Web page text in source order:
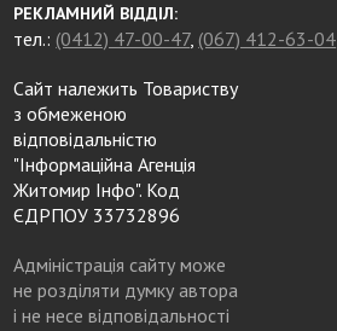
РЕКЛАМНИЙ ВІДДІЛ:
тел.: (0412) 47-00-47, (067) 412-63-04
Сайт належить Товариству
з обмеженою
відповідальністю
"Інформаційна Агенція
Житомир Інфо". Код
ЄДРПОУ 33732896
Адміністрація сайту може
не розділяти думку автора
і не несе відповідальності